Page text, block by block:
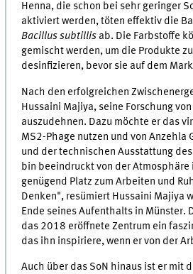
Henna, die schon bei sehr geringer
aktiviert werden, töten effektiv die
Bacillus subtillis ab. Die Farbstoffe
gemischt werden, um die Produkte
desinfizieren, bevor sie auf dem
Nach den erfolgreichen
Hussaini Majiya, seine Forschung
auszudehnen. Dazu möchte er das
MS2-Phage nutzen und von Anzehla
und der technischen Ausstattung
bin beeindruckt von der Atmosphäre
genügend Platz zum Arbeiten und
Denken", resümiert Hussaini Majiya
Ende seines Aufenthalts in Münster.
das 2018 eröffnete Zentrum ein
das ihn inspiriere, wenn er von der
Auch über das SoN hinaus ist er mit